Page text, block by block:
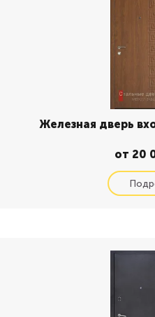
Железная дверь
от 20